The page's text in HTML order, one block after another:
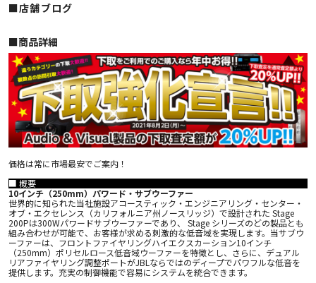
■店舗ブログ
■︎商品詳細
価格は常に市場最安でご案内！
■ 概要
10インチ（250mm）パワード・サブウーファー
世界的に知られた当社施設アコースティック・エンジニアリング・センター・
オブ・エクセレンス（カリフォルニア州ノースリッジ）で設計された Stage
200Pは300Wパワードサブウーファーであり、 Stage シリーズのどの製品とも
組み合わせが可能で、お客様が求める刺激的な低音域を実現します。当サブウ
ーファーは、フロントファイヤリングハイエクスカーション10インチ
（250mm）ポリセルロース低音域ウーファーを特徴とし、さらに、デュアル
リアファイヤリング調整ポートがJBLならではのディープでパワフルな低音を
提供します。充実の制御機能で容易にシステムを統合できます。